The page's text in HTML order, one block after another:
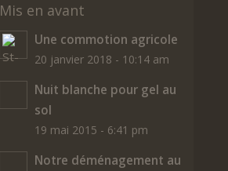
Mis en avant
Une commotion agricole
20 janvier 2018 - 10:14 am
Nuit blanche pour gel au
sol
19 mai 2015 - 6:41 pm
Notre déménagement au